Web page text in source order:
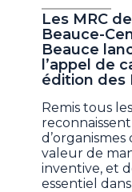
Les MRC
Beauce-
Beauce
l’appel de
édition des
Remis tous
valeur de
inventive, et
essentiel